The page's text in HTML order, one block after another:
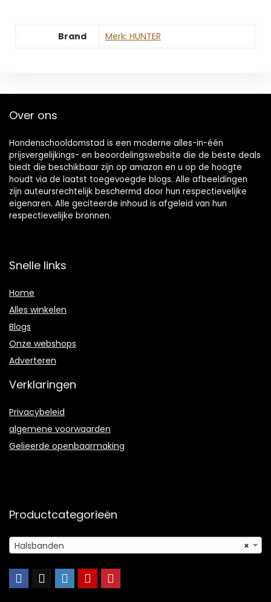
Brand Merk: HUNTER
Over ons
Hondenschooldomstad is een moderne alles-in-één
prijsvergelijkings- en beoordelingswebsite die de beste deals
biedt die beschikbaar zijn op amazon en u op de hoogte
houdt via de laatst toegevoegde blogs. Alle afbeeldingen
zijn auteursrechtelijk beschermd door hun respectievelijke
eigenaren. Alle geciteerde inhoud is afgeleid van hun
respectievelijke bronnen.
Snelle links
Home
Alles winkelen
Blogs
Onze webshops
Adverteren
Verklaringen
Privacybeleid
algemene voorwaarden
Gelieerde openbaarmaking
Productcategorieën
×
Halsbanden